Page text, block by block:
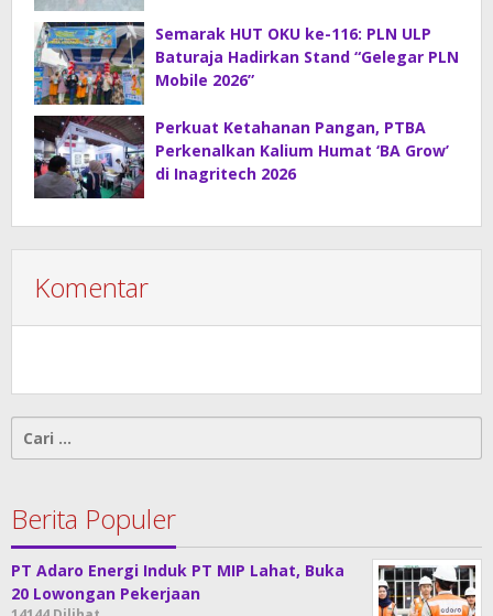
Semarak HUT OKU ke-116: PLN ULP
Baturaja Hadirkan Stand “Gelegar PLN
Mobile 2026”
Perkuat Ketahanan Pangan, PTBA
Perkenalkan Kalium Humat ‘BA Grow’
di Inagritech 2026
Komentar
Cari
Berita Populer
PT Adaro Energi Induk PT MIP Lahat, Buka
20 Lowongan Pekerjaan